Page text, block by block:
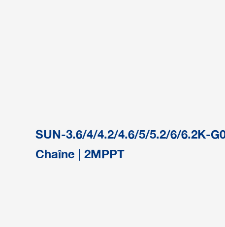
SUN-3.6/4/4.2/4.6/5/5.2/6/6.2K-
Chaîne | 2MPPT